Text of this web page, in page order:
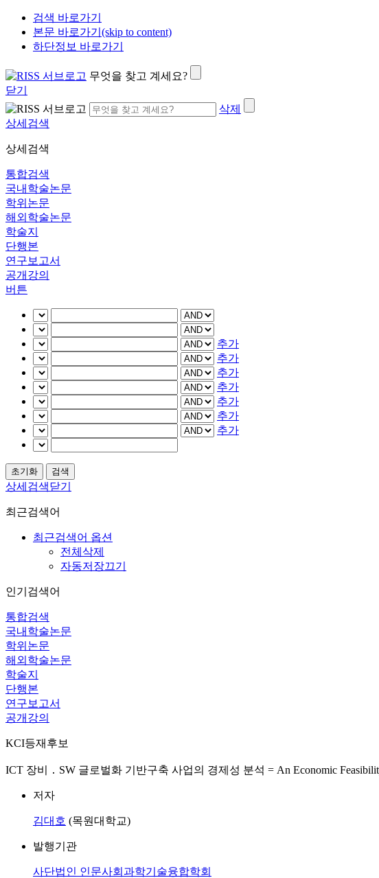
검색 바로가기
본문 바로가기(skip to content)
하단정보 바로가기
무엇을 찾고 계세요?
닫기
삭제
상세검색
상세검색
통합검색
국내학술논문
학위논문
해외학술논문
학술지
단행본
연구보고서
공개강의
버튼
추가
추가
추가
추가
추가
추가
추가
상세검색닫기
최근검색어
최근검색어 옵션
전체삭제
자동저장끄기
인기검색어
통합검색
국내학술논문
학위논문
해외학술논문
학술지
단행본
연구보고서
공개강의
KCI등재후보
ICT 장비 ․ SW 글로벌화 기반구축 사업의 경제성 분석 = An Economic
저자
김대호 (목원대학교)
발행기관
사단법인 인문사회과학기술융합학회